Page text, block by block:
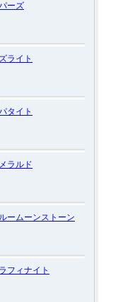
ーズ
ライト
タイト
ラルド
ームーンストーン
フィナイト